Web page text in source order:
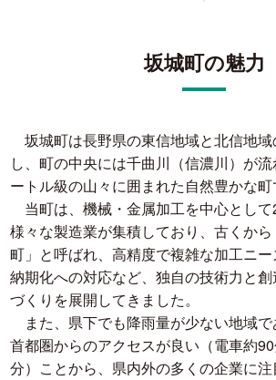
坂城町の魅力
坂城町は長野県の東信地域と北信地
し、町の中央には千曲川（信濃川）が
ートル級の山々に囲まれた自然豊かな町
当町は、機械・金属加工を中心として
様々な製造業が集積しており、古くか
町」と呼ばれ、高精度で複雑な加工ニ
納期化への対応など、独自の技術力と
づくりを展開してきました。
また、県下でも降雨量が少ない地域で
首都圏からのアクセスが良い（電車約
分）ことから、県内外の多くの企業に注